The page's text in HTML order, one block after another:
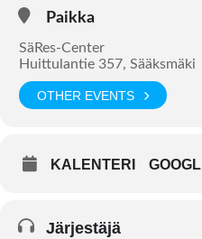
Paikka
SäRes-Center
Huittulantie 357, Sääksmäki
OTHER EVENTS
KALENTERI
Järjestäjä